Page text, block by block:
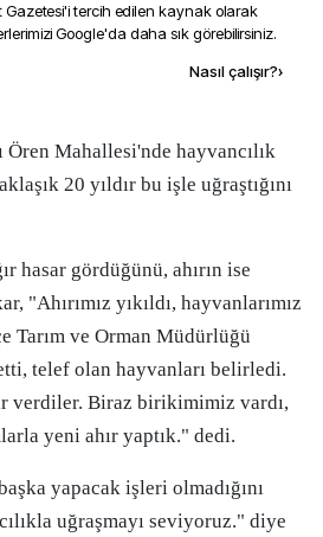
Gazetesi'i tercih edilen kaynak olarak
Google'da daha sık görebilirsiniz.
Nasıl çalışır?›
20 yıldır bu işle uğraştığını
hasar gördüğünü, ahırın ise
"Ahırımız yıkıldı, hayvanlarımız
Tarım ve Orman Müdürlüğü
telef olan hayvanları belirledi.
verdiler. Biraz birikimimiz vardı,
yeni ahır yaptık." dedi.
yapacak işleri olmadığını
uğraşmayı seviyoruz." diye